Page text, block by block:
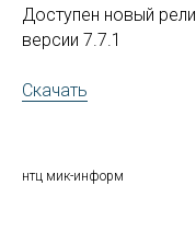
Доступен новый
версии 7.7.1
Скачать
нтц мик-информ